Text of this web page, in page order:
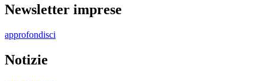
Newsletter imprese
approfondisci
Notizie